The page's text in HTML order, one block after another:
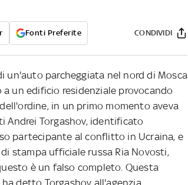
Fonti Preferite CONDIVIDI
parcheggiata nel nord di Mosca
un edificio residenziale provocando
in un primo momento aveva
Torgashov, identificato
partecipante al conflitto in Ucraina, e
stampa ufficiale russa Ria Novosti,
è un falso completo. Questa